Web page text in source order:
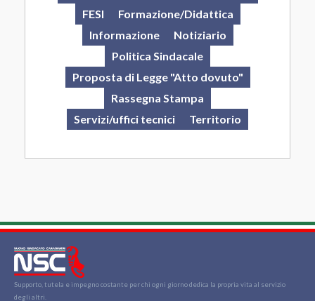
FESI
Formazione/Didattica
Informazione
Notiziario
Politica Sindacale
Proposta di Legge "Atto dovuto"
Rassegna Stampa
Servizi/uffici tecnici
Territorio
Supporto, tutela e impegno costante per chi ogni giorno dedica la propria vita al servizio
degli altri.